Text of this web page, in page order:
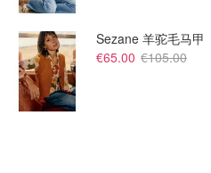
Sezane 羊驼毛马甲
€65.00 €105.00